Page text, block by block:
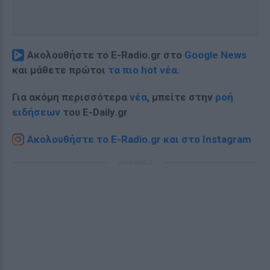
Ακολουθήστε το E-Radio.gr στο Google News
και μάθετε πρώτοι τα πιο hot νέα.
Για ακόμη περισσότερα νέα, μπείτε στην ροή
ειδήσεων του E-Daily.gr
Ακολουθήστε το E-Radio.gr και στο Instagram